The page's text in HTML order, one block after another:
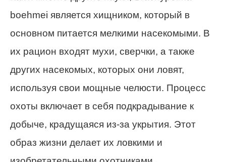
boehmei является хищником, который в
основном питается мелкими насекомыми. В
их рацион входят мухи, сверчки, а также
других насекомых, которых они ловят,
используя свои мощные челюсти. Процесс
охоты включает в себя подкрадывание к
добыче, крадущаяся из-за укрытия. Этот
образ жизни делает их ловкими и